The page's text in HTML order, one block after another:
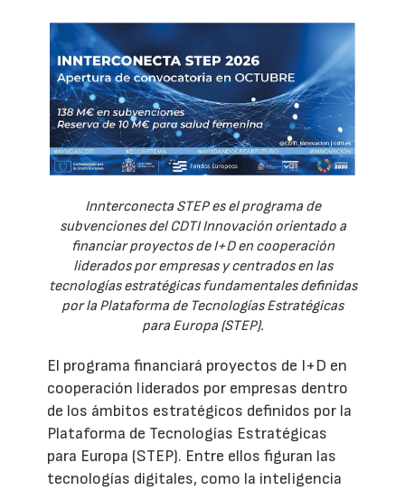
Innterconecta STEP es el programa de
subvenciones del CDTI Innovación orientado a
financiar proyectos de I+D en cooperación
liderados por empresas y centrados en las
tecnologías estratégicas fundamentales definidas
por la Plataforma de Tecnologías Estratégicas
para Europa (STEP).
El programa financiará proyectos de I+D en
cooperación liderados por empresas dentro
de los ámbitos estratégicos definidos por la
Plataforma de Tecnologías Estratégicas
para Europa (STEP). Entre ellos figuran las
tecnologías digitales, como la inteligencia